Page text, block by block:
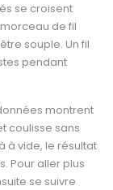
se croisent
de fil
souple. Un fil
pendant
montrent
coulisse sans
à vide, le résultat
Pour aller plus
se suivre